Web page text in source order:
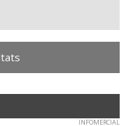
INFOMERCIAL